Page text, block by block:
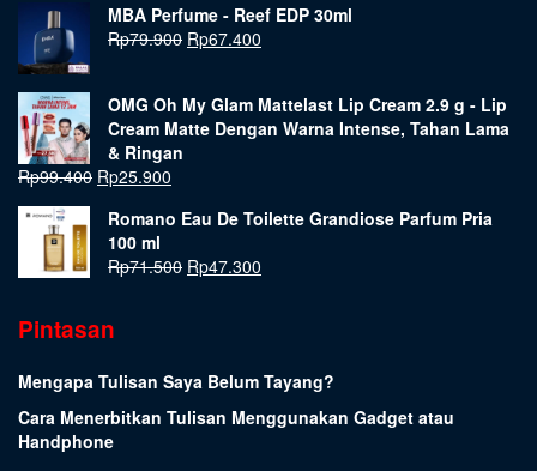
MBA Perfume - Reef EDP 30ml
Rp79.900 Rp67.400
OMG Oh My Glam Mattelast Lip Cream 2.9 g - Lip
Cream Matte Dengan Warna Intense, Tahan Lama
& Ringan
Rp99.400 Rp25.900
Romano Eau De Toilette Grandiose Parfum Pria
100 ml
Rp71.500 Rp47.300
Pintasan
Mengapa Tulisan Saya Belum Tayang?
Cara Menerbitkan Tulisan Menggunakan Gadget atau
Handphone